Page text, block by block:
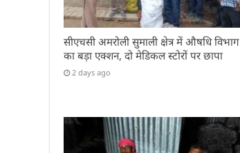
सीएचसी अमरोली सुमाली क्षेत्र में औषधि विभाग
का बड़ा एक्शन, दो मेडिकल स्टोरों पर छापा
2 days ago